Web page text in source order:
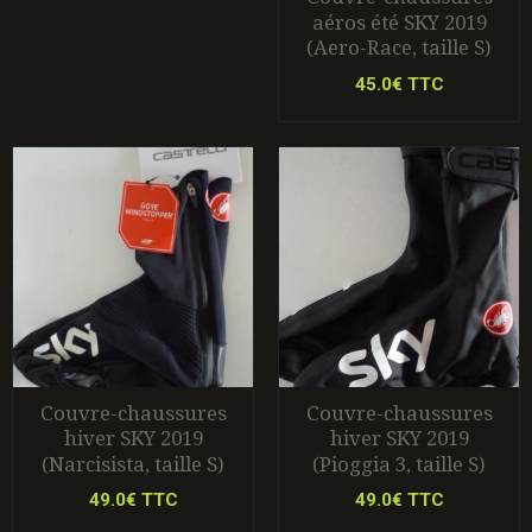
aéros été SKY 2019
(Aero-Race, taille S)
45.0€ TTC
Couvre-chaussures
hiver SKY 2019
(Narcisista, taille S)
49.0€ TTC
Couvre-chaussures
hiver SKY 2019
(Pioggia 3, taille S)
49.0€ TTC